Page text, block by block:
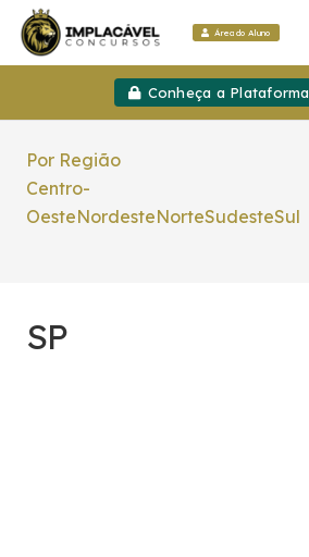
Área do Aluno
Conheça a Plataforma
Por Região
Centro-
OesteNordesteNorteSudesteSul
SP